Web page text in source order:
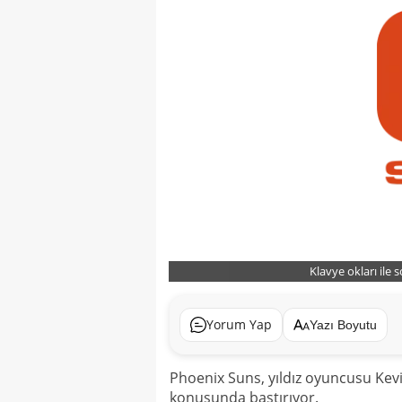
Klavye okları ile
Yorum Yap Yazı Boyutu
Phoenix Suns, yıldız oyuncusu
konusunda bastırıyor.